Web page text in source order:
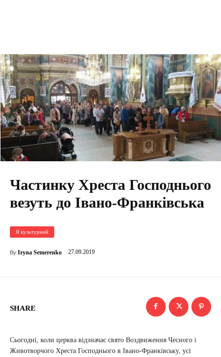
Частинку Хреста Господнього
везуть до Івано-Франківська
Я культурний
By Iryna Semerenko 27.09.2019
SHARE
Сьогодні, коли церква відзначає свято Воздвиження Чесного і
Животворчого Хреста Господнього в Івано-Франківську, усі